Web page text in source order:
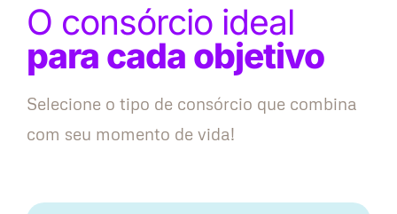
O consórcio ideal
para cada objetivo
Selecione o tipo de consórcio que combina
com seu momento de vida!